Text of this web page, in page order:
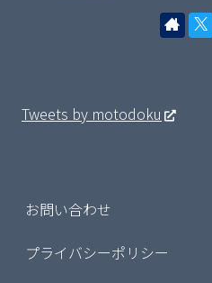
Tweets by motodoku
お問い合わせ
プライバシーポリシー